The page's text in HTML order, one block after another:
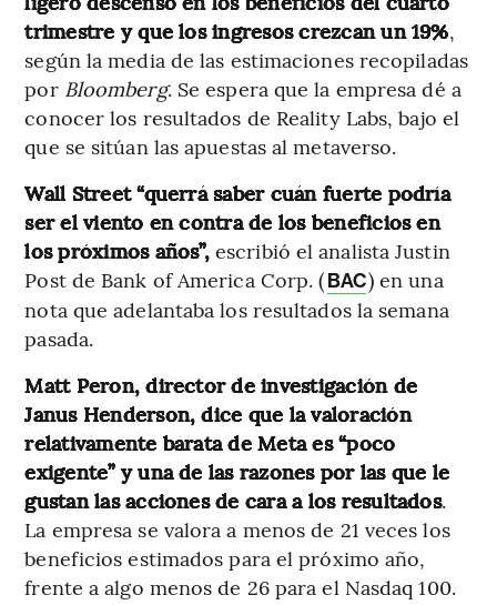
trimestre y que los ingresos crezcan un 19%,
según la media de las estimaciones recopiladas
por Bloomberg. Se espera que la empresa dé a
conocer los resultados de Reality Labs, bajo el
que se sitúan las apuestas al metaverso.
Wall Street “querrá saber cuán fuerte podría
ser el viento en contra de los beneficios en
los próximos años”,escribió el analista Justin
Post de Bank of America Corp. (BAC) en una
nota que adelantaba los resultados la semana
pasada.
Matt Peron, director de investigación de
Janus Henderson, dice que la valoración
relativamente barata de Meta es “poco
exigente” y una de las razones por las que le
gustan las acciones de cara a los resultados.
La empresa se valora a menos de 21 veces los
beneficios estimados para el próximo año,
frente a algo menos de 26 para el Nasdaq 100.